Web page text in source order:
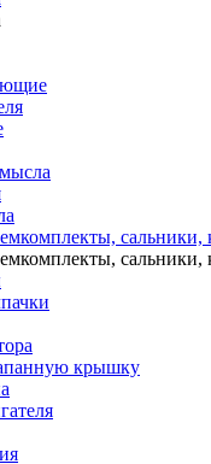
сальники,
сальники,
крышку